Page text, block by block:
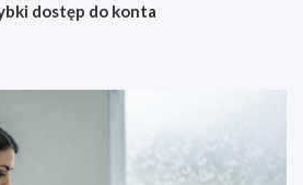
dostęp do konta